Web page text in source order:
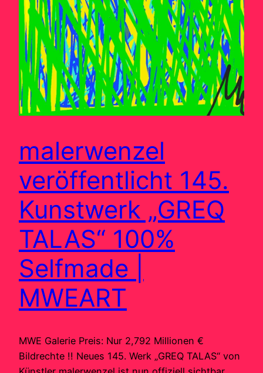
malerwenzel
veröffentlicht 145.
Kunstwerk „GREQ
TALAS“ 100%
Selfmade |
MWEART
MWE Galerie Preis: Nur 2,792 Millionen €
Bildrechte !! Neues 145. Werk „GREQ TALAS“ von